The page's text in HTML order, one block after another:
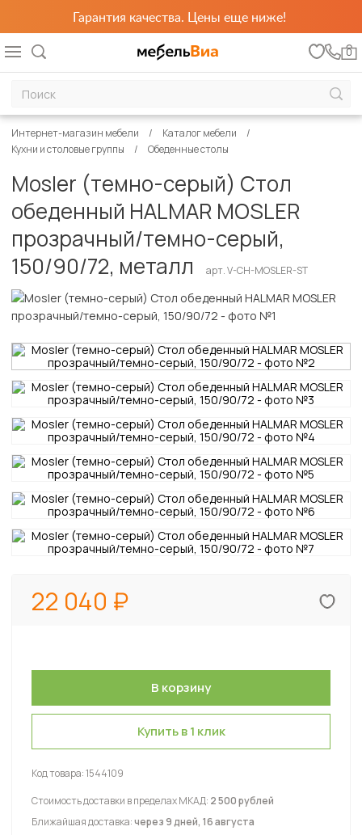
Гарантия качества. Цены еще ниже!
0
Интернет-магазин мебели
Каталог мебели
Кухни и столовые группы
Обеденные столы
Mosler (темно-серый) Стол
обеденный HALMAR MOSLER
прозрачный/темно-серый,
150/90/72, металл
арт. V-CH-MOSLER-ST
22 040
Купить в 1 клик
Код товара:1544109
Стоимость доставки в пределах МКАД: 2 500 рублей
Ближайшая доставка:через 9 дней, 16 августа